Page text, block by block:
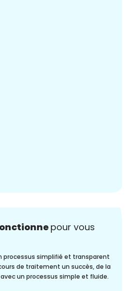
pour vous
processus simplifié et transparent
de traitement un succès, de la
un processus simple et fluide.